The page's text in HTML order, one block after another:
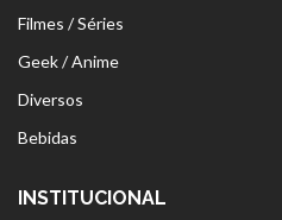
Filmes / Séries
Geek / Anime
Diversos
Bebidas
INSTITUCIONAL